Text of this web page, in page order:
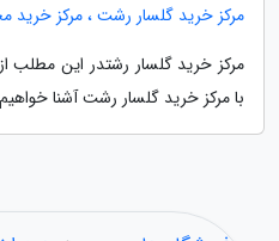
مرکز خرید گلسار رشت ، مرکز خرید
مرکز خرید گلسار رشتدر این مطلب
با مرکز خرید گلسار رشت آشنا